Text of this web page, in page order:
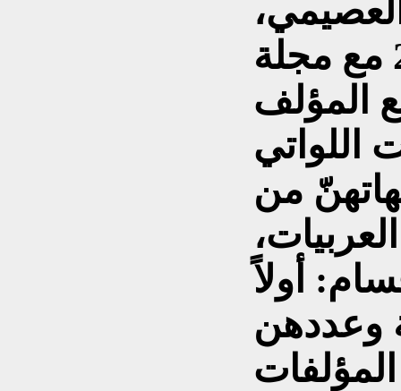
والصادر في حزيران 2026 مع مجلة
المؤلف
اللواتي
من
أولاً
وعددهن
المؤلفات